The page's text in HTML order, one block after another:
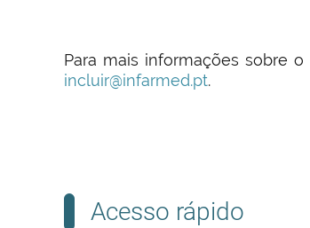
Para mais informações sobre o
incluir@infarmed.pt.
Acesso rápido